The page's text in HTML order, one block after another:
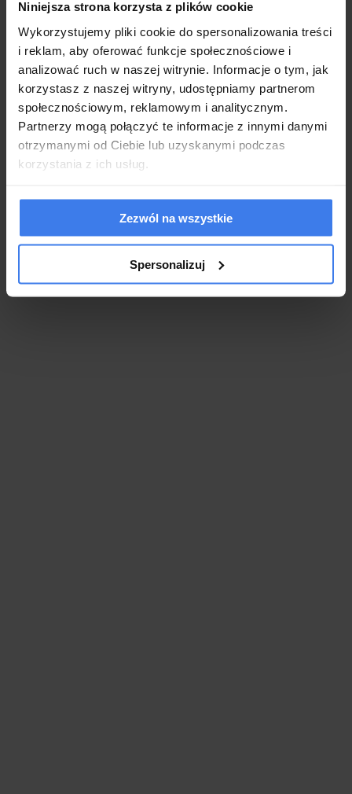
Niniejsza strona korzysta z plików cookie
Wykorzystujemy pliki cookie do spersonalizowania treści
i reklam, aby oferować funkcje społecznościowe i
analizować ruch w naszej witrynie. Informacje o tym, jak
korzystasz z naszej witryny, udostępniamy partnerom
społecznościowym, reklamowym i analitycznym.
Partnerzy mogą połączyć te informacje z innymi danymi
otrzymanymi od Ciebie lub uzyskanymi podczas
korzystania z ich usług.
Zezwól na wszystkie
Spersonalizuj